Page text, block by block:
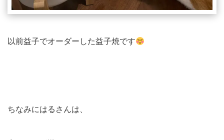
以前益子でオーダーした益子焼です
ちなみにはるさんは、